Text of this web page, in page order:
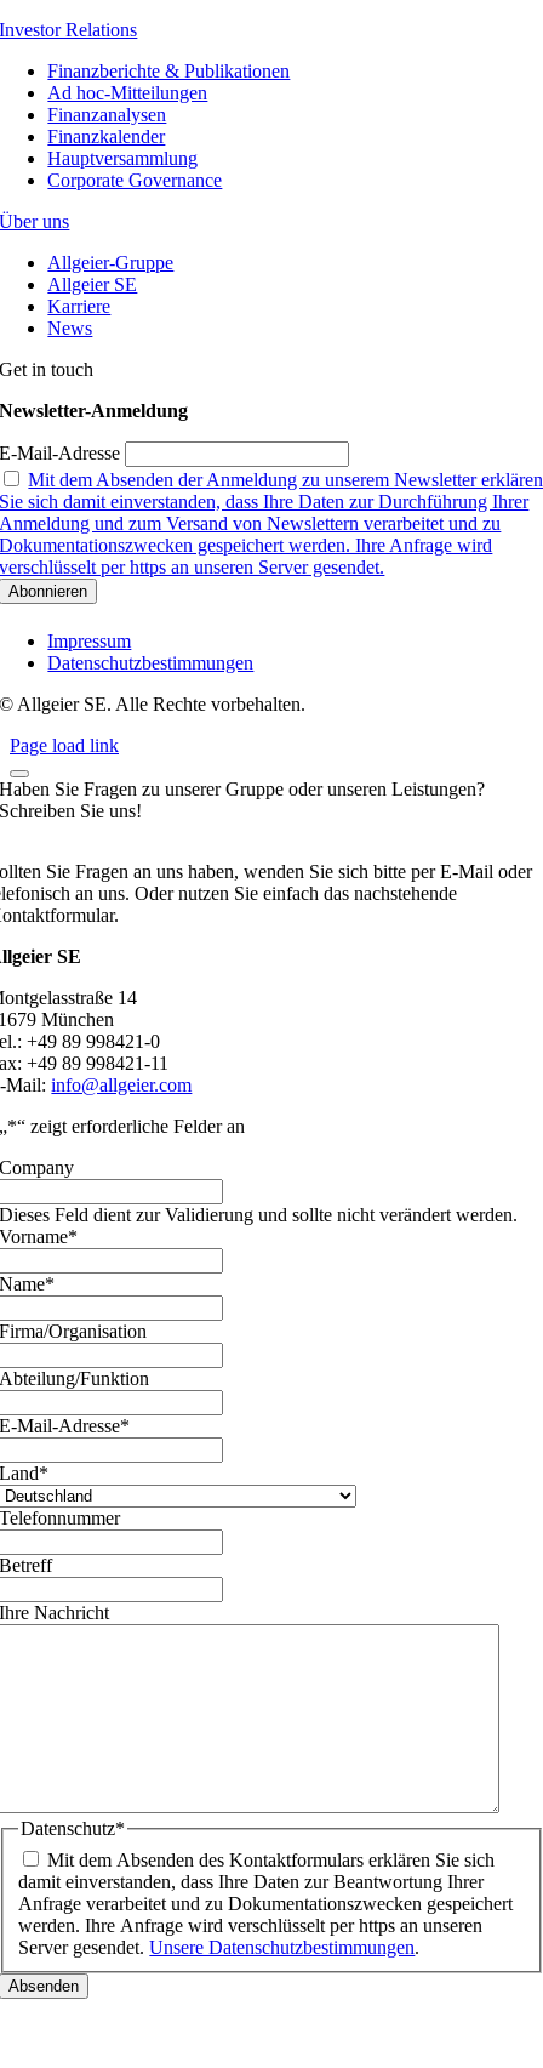
Investor Relations
Finanzberichte & Publikationen
Ad hoc-Mitteilungen
Finanzanalysen
Finanzkalender
Hauptversammlung
Corporate Governance
Über uns
Allgeier-Gruppe
Allgeier SE
Karriere
News
Get in touch
Newsletter-Anmeldung
E-Mail-Adresse
Mit dem Absenden der Anmeldung zu unserem Newsletter erklären
Sie sich damit einverstanden, dass Ihre Daten zur Durchführung Ihrer
Anmeldung und zum Versand von Newslettern verarbeitet und zu
Dokumentationszwecken gespeichert werden. Ihre Anfrage wird
verschlüsselt per https an unseren Server gesendet.
Impressum
Datenschutzbestimmungen
© Allgeier SE. Alle Rechte vorbehalten.
Page load link
Haben Sie Fragen zu unserer Gruppe oder unseren Leistungen?
Schreiben Sie uns!
Sie Fragen an uns haben, wenden Sie sich bitte per E-Mail oder
an uns. Oder nutzen Sie einfach das nachstehende
SE
14
München
+49 89 998421-0
+49 89 998421-11
Mail:info@allgeier.com
„*“ zeigt erforderliche Felder an
Company
Dieses Feld dient zur Validierung und sollte nicht verändert werden.
Vorname*
Name*
Firma/Organisation
Abteilung/Funktion
E-Mail-Adresse*
Land*
Telefonnummer
Betreff
Ihre Nachricht
Datenschutz*
Mit dem Absenden des Kontaktformulars erklären Sie sich
damit einverstanden, dass Ihre Daten zur Beantwortung Ihrer
Anfrage verarbeitet und zu Dokumentationszwecken gespeichert
werden. Ihre Anfrage wird verschlüsselt per https an unseren
Server gesendet.Unsere Datenschutzbestimmungen.